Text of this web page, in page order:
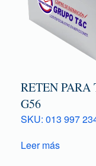
RETEN
G56
SKU: 013 997
Leer más